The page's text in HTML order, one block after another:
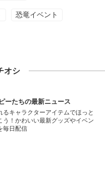
恐竜イベント
オシ
ーたちの最新ニュース
るキャラクターアイテムでほっと
う！かわいい最新グッズやイベン
毎日配信